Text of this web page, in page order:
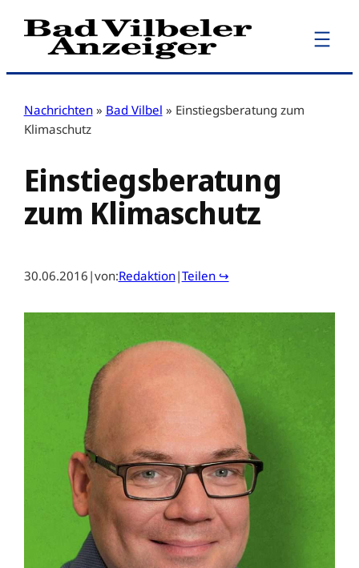
Zum
Inhalt
Nachrichten » Bad Vilbel » Einstiegsberatung zum
Klimaschutz
Einstiegsberatung
zum Klimaschutz
30.06.2016 |von:Redaktion|Teilen ↪